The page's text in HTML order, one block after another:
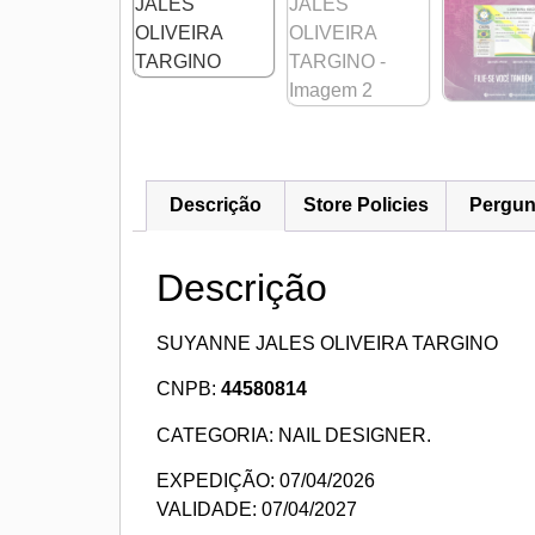
Descrição Store Policies
Descrição
SUYANNE JALES OLIVEIRA TARGINO
CNPB: 44580814
CATEGORIA: NAIL DESIGNER.
EXPEDIÇÃO: 07/04/2026
VALIDADE: 07/04/2027